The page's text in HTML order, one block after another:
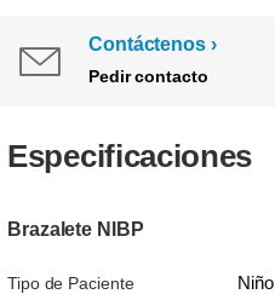
Contáctenos
Pedir contacto
Especificaciones
Brazalete NIBP
Tipo de Paciente Niño